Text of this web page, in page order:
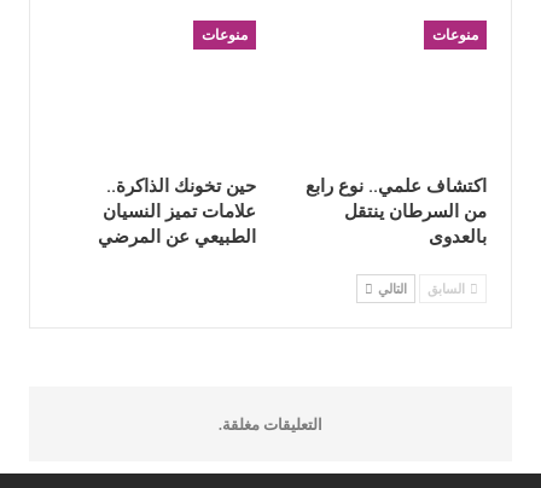
منوعات
اكتشاف علمي.. نوع رابع
من السرطان ينتقل
بالعدوى
منوعات
حين تخونك الذاكرة..
علامات تميز النسيان
الطبيعي عن المرضي
السابق التالي
التعليقات مغلقة.